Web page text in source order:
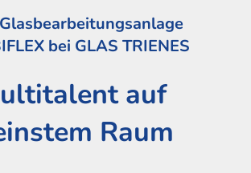
bei GLAS TRIENES
auf
Raum